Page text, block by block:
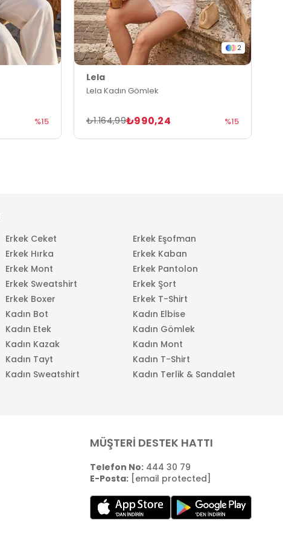
%15
2
Lela
Lela Kadın Gömlek
₺990,24
₺1.164,99 %15
Erkek Ceket
Erkek Eşofman
Erkek Hırka
Erkek Kaban
Erkek Mont
Erkek Pantolon
Erkek Sweatshirt
Erkek Şort
Erkek Boxer
Erkek T-Shirt
Kadın Bot
Kadın Elbise
Kadın Etek
Kadın Gömlek
Kadın Kazak
Kadın Mont
Kadın Tayt
Kadın T-Shirt
Kadın Sweatshirt Kadın Terlik & Sandalet
MÜŞTERİ DESTEK HATTI
Telefon No:444 30 79
E-Posta: [email protected]